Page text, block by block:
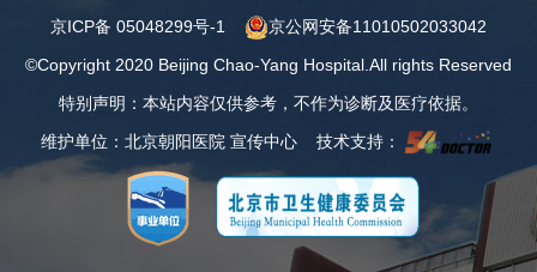
京ICP备 05048299号-1
京公网安备11010502033042
©Copyright 2020 Beijing Chao-Yang Hospital.All rights Reserved
特别声明：本站内容仅供参考，不作为诊断及医疗依据。
维护单位：北京朝阳医院 宣传中心 技术支持：